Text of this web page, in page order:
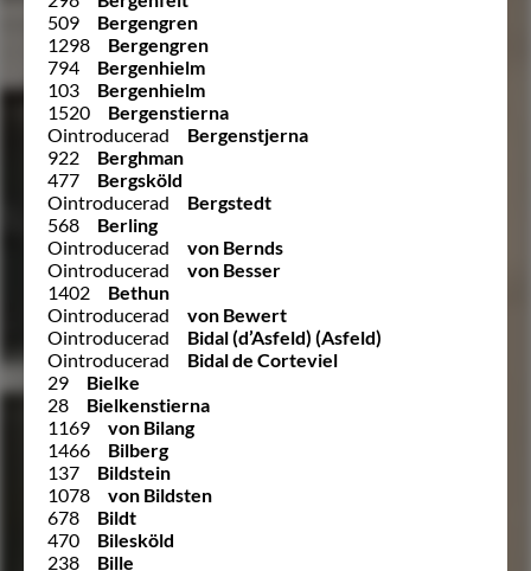
509
Bergengren
1298
Bergengren
794
Bergenhielm
103
Bergenhielm
1520
Bergenstierna
Ointroducerad
Bergenstjerna
922
Berghman
477
Bergsköld
Ointroducerad
Bergstedt
568
Berling
Ointroducerad
von Bernds
Ointroducerad
von Besser
1402
Bethun
Ointroducerad
von Bewert
Ointroducerad
Bidal (d’Asfeld) (Asfeld)
Ointroducerad
Bidal de Corteviel
29
Bielke
28
Bielkenstierna
1169
von Bilang
1466
Bilberg
137
Bildstein
1078
von Bildsten
678
Bildt
470
Bilesköld
238
Bille